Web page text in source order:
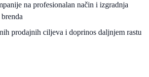
na profesionalan način i izgradnja
prodajnih ciljeva i doprinos daljnjem rastu